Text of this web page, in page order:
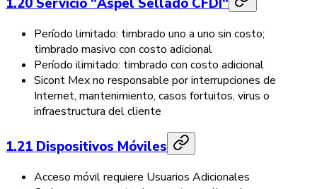
Período limitado: timbrado uno a uno sin costo;
timbrado masivo con costo adicional
Período ilimitado: timbrado con costo adicional
Sicont Mex no responsable por interrupciones de
Internet, mantenimiento, casos fortuitos, virus o
infraestructura del cliente
1.21 Dispositivos Móviles
Acceso móvil requiere Usuarios Adicionales